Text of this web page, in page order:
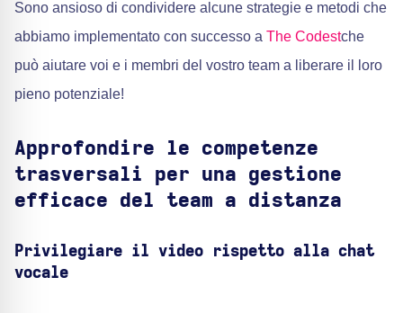
Sono ansioso di condividere alcune strategie e metodi che
abbiamo implementato con successo a The Codestche
può aiutare voi e i membri del vostro team a liberare il loro
pieno potenziale!
Approfondire le competenze
trasversali per una gestione
efficace del team a distanza
Privilegiare il video rispetto alla chat
vocale